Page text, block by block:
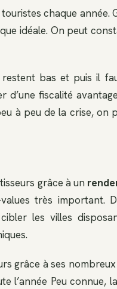
chaque année.
idéale. On peut
bas et puis il
fiscalité
à peu de la crise, on
grâce à un
très important.
les villes
grâce à ses
l’année Peu connue,